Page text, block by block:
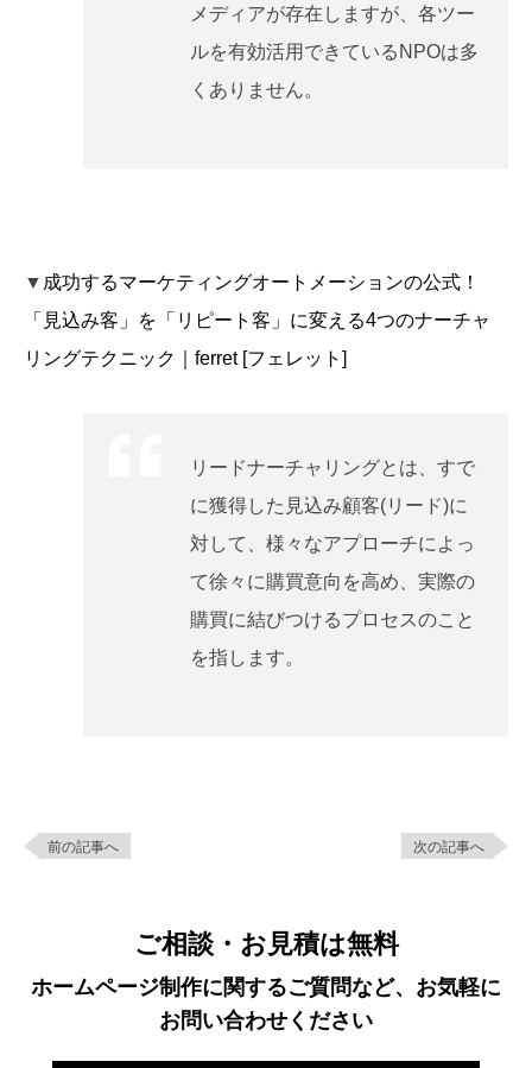
メディアが存在しますが、各ツー
ルを有効活用できているNPOは多
くありません。
▼ 成功するマーケティングオートメーションの公式！
「見込み客」を「リピート客」に変える4つのナーチャ
リングテクニック｜ferret [フェレット]
リードナーチャリングとは、すで
に獲得した見込み顧客(リード)に
対して、様々なアプローチによっ
て徐々に購買意向を高め、実際の
購買に結びつけるプロセスのこと
を指します。
前の記事へ 次の記事へ
ご相談・お見積は無料
ホームページ制作に関するご質問など、お気軽に
お問い合わせください